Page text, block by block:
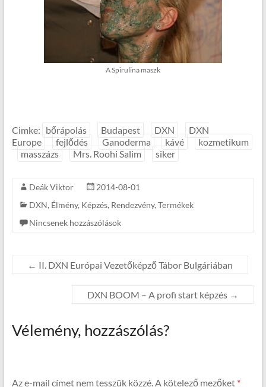
A Spirulina maszk
Cimke: bőrápolás Budapest DXN
DXN
Europe
fejlődés Ganoderma kávé
kozmetikum
masszázs
Mrs. Roohi Salim siker
Deák Viktor
2014-08-01
DXN, Élmény, Képzés, Rendezvény, Termékek
Nincsenek hozzászólások
← II. DXN Európai Vezetőképző Tábor Bulgáriában
DXN BOOM – A profi start képzés →
Vélemény, hozzászólás?
Az e-mail címet nem tesszük közzé. A kötelező mezőket *